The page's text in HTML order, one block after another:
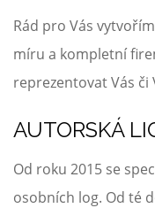
Rád pro Vás
míru a kompletní
reprezentovat Vás či
AUTORSKÁ
Od roku 2015 se
osobních log. Od té